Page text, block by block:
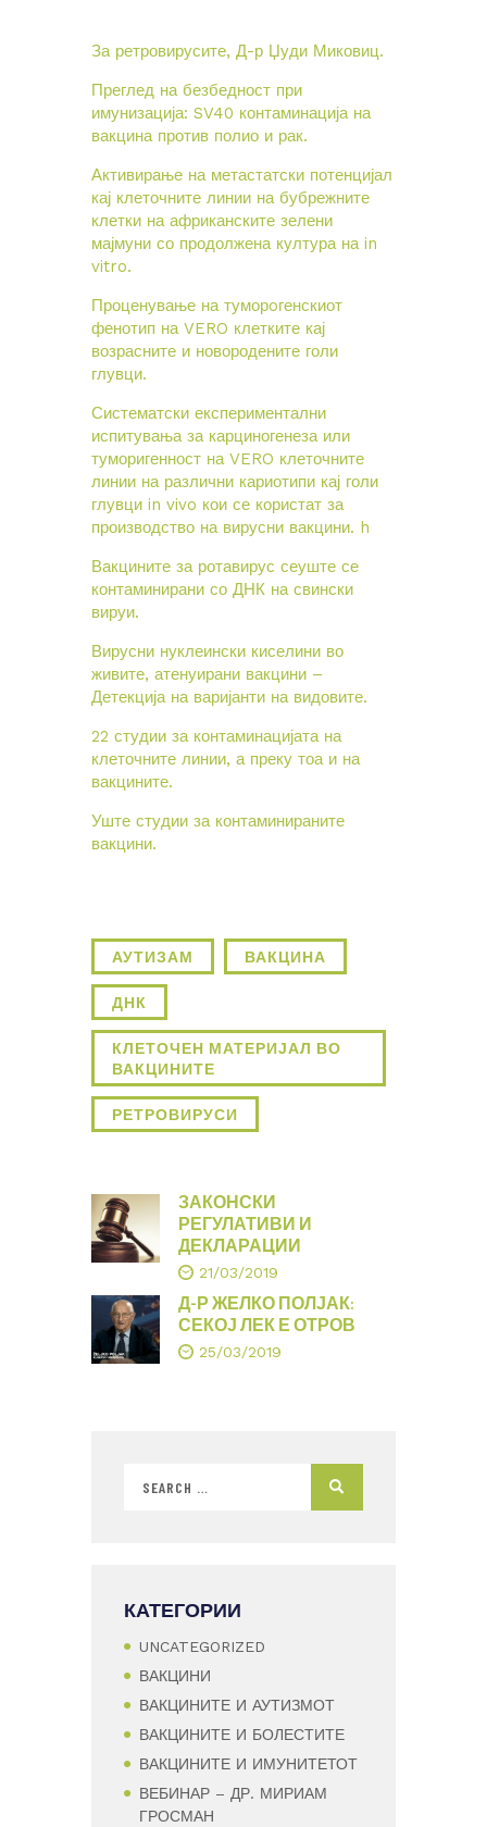
За ретровирусите, Д-р Џуди Миковиц.
Преглед на безбедност при
имунизација: SV40 контаминација на
вакцина против полио и рак.
Активирање на метастатски потенцијал
кај клеточните линии на бубрежните
клетки на африканските зелени
мајмуни со продолжена култура на in
vitro.
Проценување на туморoгенскиот
фенотип на VERO клетките кај
возрасните и новородените голи
глувци.
Систематски експериментални
испитувања за карциногенеза или
туморигенност на VERO клеточните
линии на различни кариотипи кај голи
глувци in vivo кои се користат за
производство на вирусни вакцини. h
Вакцините за ротавирус сеуште се
контаминирани со ДНК на свински
вируи.
Вирусни нуклеински киселини во
живите, атенуирани вакцини –
Детекција на варијанти на видовите.
22 студии за контаминацијата на
клеточните линии, а преку тоа и на
вакцините.
Уште студии за контаминираните
вакцини.
АУТИЗАМ ВАКЦИНА
ДНК
КЛЕТОЧЕН МАТЕРИЈАЛ ВО
ВАКЦИНИТЕ
РЕТРОВИРУСИ
ЗАКОНСКИ
РЕГУЛАТИВИ И
ДЕКЛАРАЦИИ
21/03/2019
Д-Р ЖЕЛКО ПОЛЈАК:
СЕКОЈ ЛЕК Е ОТРОВ
25/03/2019
КАТЕГОРИИ
UNCATEGORIZED
ВАКЦИНИ
ВАКЦИНИТЕ И АУТИЗМОТ
ВАКЦИНИТЕ И БОЛЕСТИТЕ
ВАКЦИНИТЕ И ИМУНИТЕТОТ
ВЕБИНАР – ДР. МИРИАМ
ГРОСМАН